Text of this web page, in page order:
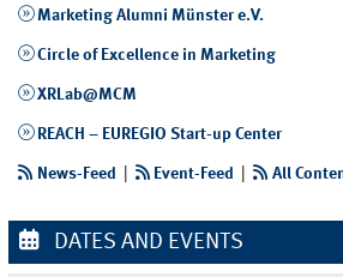
Marketing Alumni Münster e.V.
Circle of Excellence in Marketing
XRLab@MCM
REACH – EUREGIO Start-up Center
News-Feed Event-Feed | All
DATES AND EVENTS